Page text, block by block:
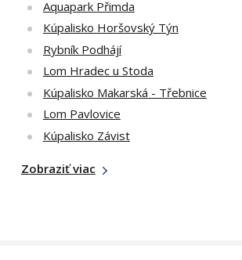
Aquapark Přimda
Kúpalisko Horšovský Týn
Rybník Podhájí
Lom Hradec u Stoda
Kúpalisko Makarská - Třebnice
Lom Pavlovice
Kúpalisko Závist
Zobraziť viac